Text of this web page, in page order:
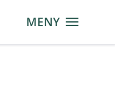
MENY